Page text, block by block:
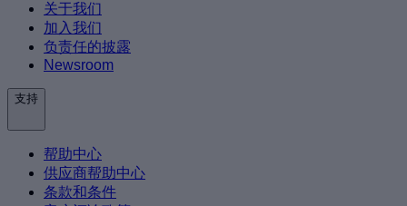
关于我们
加入我们
负责任的披露
Newsroom
支持
帮助中心
供应商帮助中心
条款和条件